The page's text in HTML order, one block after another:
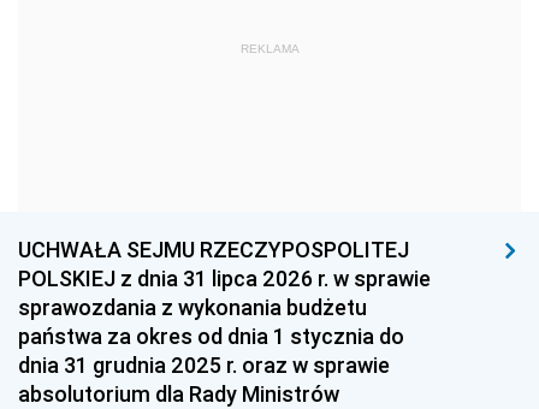
1959
1939 1938 1937
1936 1930
REKLAMA
UCHWAŁA SEJMU RZECZYPOSPOLITEJ
POLSKIEJ z dnia 31 lipca 2026 r. w sprawie
sprawozdania z wykonania budżetu
państwa za okres od dnia 1 stycznia do
dnia 31 grudnia 2025 r. oraz w sprawie
absolutorium dla Rady Ministrów